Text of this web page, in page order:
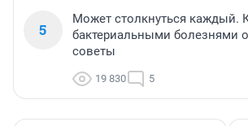
5
Может столкнуться каждый.
бактериальными болезнями
советы
19 830 5